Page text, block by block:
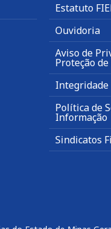
Estatuto
Ouvidoria
Aviso de
Proteção de
Integridade
Política de
Informação
Sindicatos